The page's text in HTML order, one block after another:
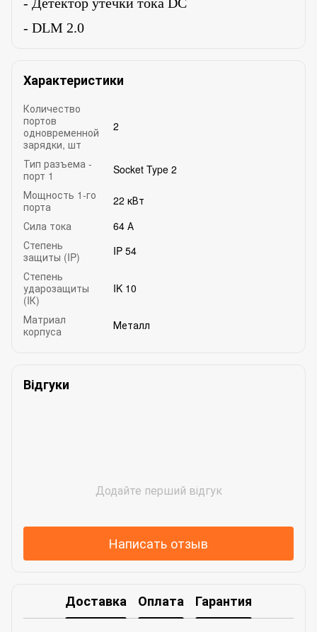
- DLM 2.0
Характеристики
Количество
портов
одновременной
зарядки, шт
2
Тип разъема -
порт 1
Socket Type 2
Мощность 1-го
порта
22 кВт
Сила тока
64 А
Степень
защиты (IP)
IP 54
Степень
ударозащиты
(IК)
IK 10
Матриал
корпуса
Металл
Відгуки
Додайте перший відгук
Написать отзыв
Доставка Оплата Гарантия